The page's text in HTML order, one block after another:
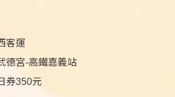
客運
德宮-高鐵嘉義站
券350元